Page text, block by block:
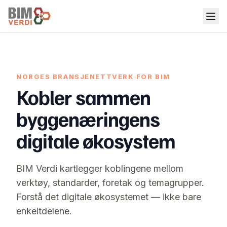
NORGES BRANSJENETTVERK FOR BIM
Kobler sammen
byggenæringens
digitale økosystem
BIM Verdi kartlegger koblingene mellom
verktøy, standarder, foretak og temagrupper.
Forstå det digitale økosystemet — ikke bare
enkeltdelene.